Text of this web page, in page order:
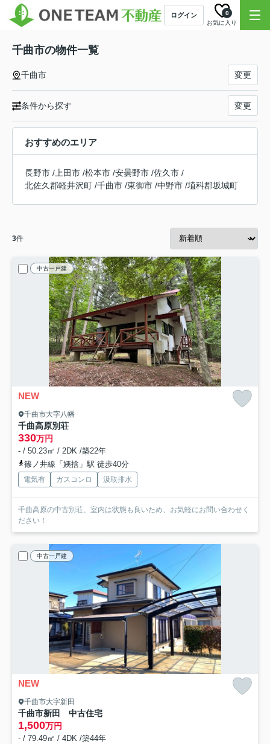
ログイン
お気に入り
0
千曲市の物件一覧
千曲市 変更
条件から探す 変更
おすすめのエリア
長野市 / 上田市 /松本市 /安曇野市 /佐久市 /
北佐久郡軽井沢町 /千曲市 /東御市 /中野市 /埴科郡坂城町
3件
中古一戸建
NEW
千曲市大字八幡
千曲高原別荘
330万円
- / 50.23㎡ / 2DK /築22年
篠ノ井線「姨捨」駅 徒歩40分
電気有 ガスコンロ 汲取排水
千曲高原の中古別荘、室内は状態も良いため、お気軽にお問い合わせく
ださい！
中古一戸建
NEW
千曲市大字新田
千曲市新田 中古住宅
1,500万円
- / 79.49㎡ / 4DK /築44年